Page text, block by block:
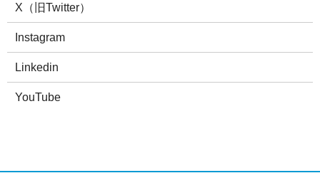
X（旧Twitter）
Instagram
Linkedin
YouTube